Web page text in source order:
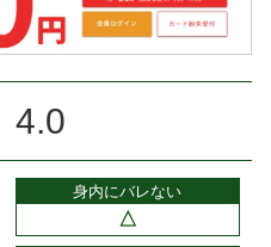
4.0
身内にバレない
△